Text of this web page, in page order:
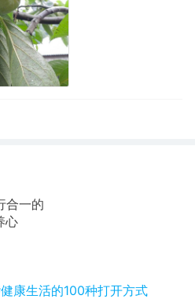
合一的
心
康生活的100种打开方式